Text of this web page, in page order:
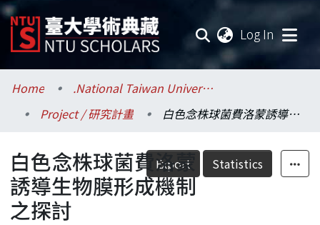
Log In
Communities & Collections
Research Outputs
Fundings & Projects
Researchers
Home
.National Taiwan University / 國立臺灣大學
Project / 研究計畫
白色念株球菌費洛蒙誘導生物膜形成機制之探討
Export Statistics
白色念株球菌費洛蒙
誘導生物膜形成機制
之探討